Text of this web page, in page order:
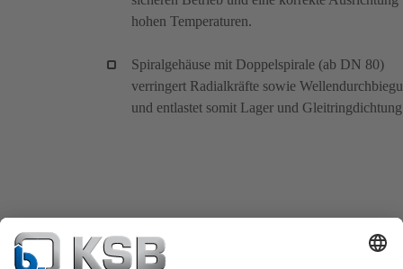
hohen Temperaturen.
Spiralgehäuse mit Doppelspirale (ab DN 80)
verringert Radialkräfte sowie
und entlastet somit Lager und